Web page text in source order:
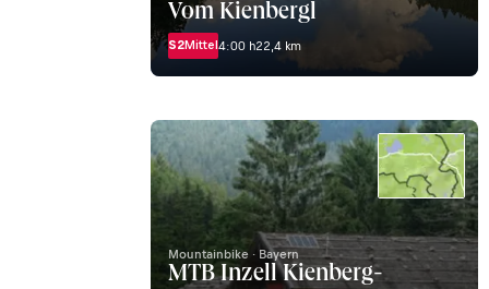
Vom Kienbergl
S2Mittel 4:00 h22,4 km
Mountainbike · Bayern
MTB Inzell Kienberg-